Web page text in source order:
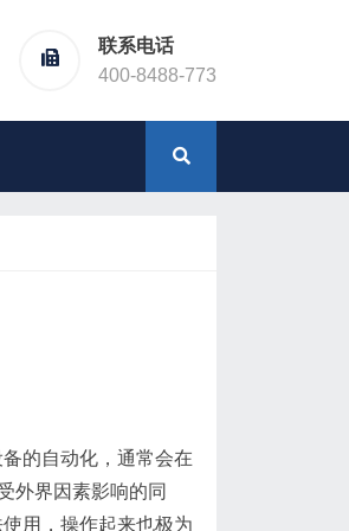
联系电话
400-8488-773
的自动化，通常会在
外界因素影响的同
用，操作起来也极为